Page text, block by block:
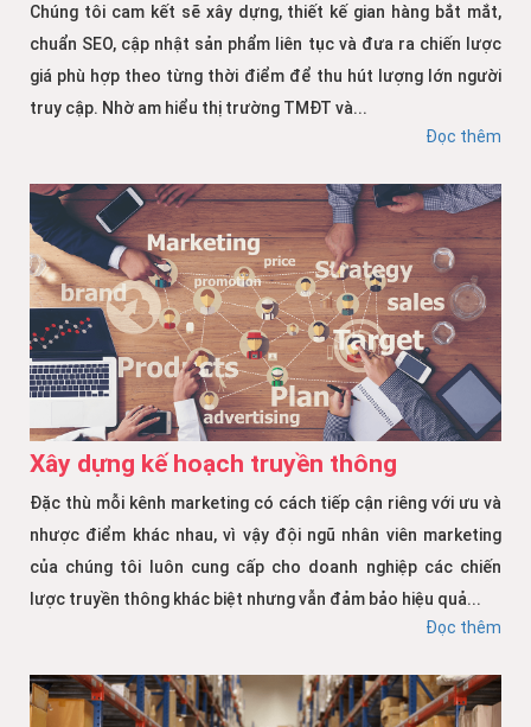
Chúng tôi cam kết sẽ xây dựng, thiết kế gian hàng bắt mắt,
chuẩn SEO, cập nhật sản phẩm liên tục và đưa ra chiến lược
giá phù hợp theo từng thời điểm để thu hút lượng lớn người
truy cập. Nhờ am hiểu thị trường TMĐT và...
Đọc thêm
Xây dựng kế hoạch truyền thông
Đặc thù mỗi kênh marketing có cách tiếp cận riêng với ưu và
nhược điểm khác nhau, vì vậy đội ngũ nhân viên marketing
của chúng tôi luôn cung cấp cho doanh nghiệp các chiến
lược truyền thông khác biệt nhưng vẫn đảm bảo hiệu quả...
Đọc thêm